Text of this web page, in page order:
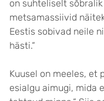
on suhteliselt
metsamassiivid
Eestis sobivad neile
hästi.“
Kuusel on meeles, et
esialgu aimugi, mida